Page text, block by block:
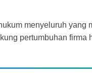
menyeluruh yang
pertumbuhan firma